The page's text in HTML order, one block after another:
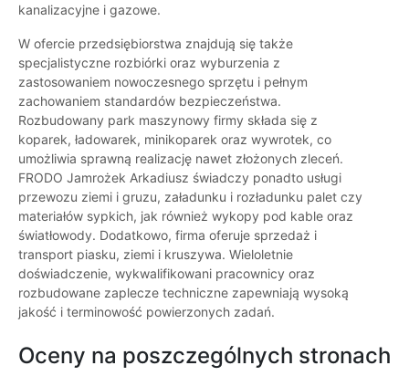
kanalizacyjne i gazowe.
W ofercie przedsiębiorstwa znajdują się także
specjalistyczne rozbiórki oraz wyburzenia z
zastosowaniem nowoczesnego sprzętu i pełnym
zachowaniem standardów bezpieczeństwa.
Rozbudowany park maszynowy firmy składa się z
koparek, ładowarek, minikoparek oraz wywrotek, co
umożliwia sprawną realizację nawet złożonych zleceń.
FRODO Jamrożek Arkadiusz świadczy ponadto usługi
przewozu ziemi i gruzu, załadunku i rozładunku palet czy
materiałów sypkich, jak również wykopy pod kable oraz
światłowody. Dodatkowo, firma oferuje sprzedaż i
transport piasku, ziemi i kruszywa. Wieloletnie
doświadczenie, wykwalifikowani pracownicy oraz
rozbudowane zaplecze techniczne zapewniają wysoką
jakość i terminowość powierzonych zadań.
Oceny na poszczególnych stronach